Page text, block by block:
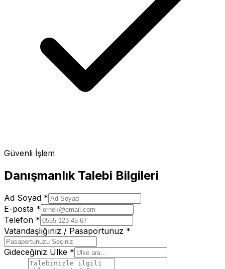
Güvenli İşlem
Danışmanlık Talebi Bilgileri
Ad Soyad *
E-posta *
Telefon *
Vatandaşlığınız / Pasaportunuz *
Gideceğiniz Ülke *